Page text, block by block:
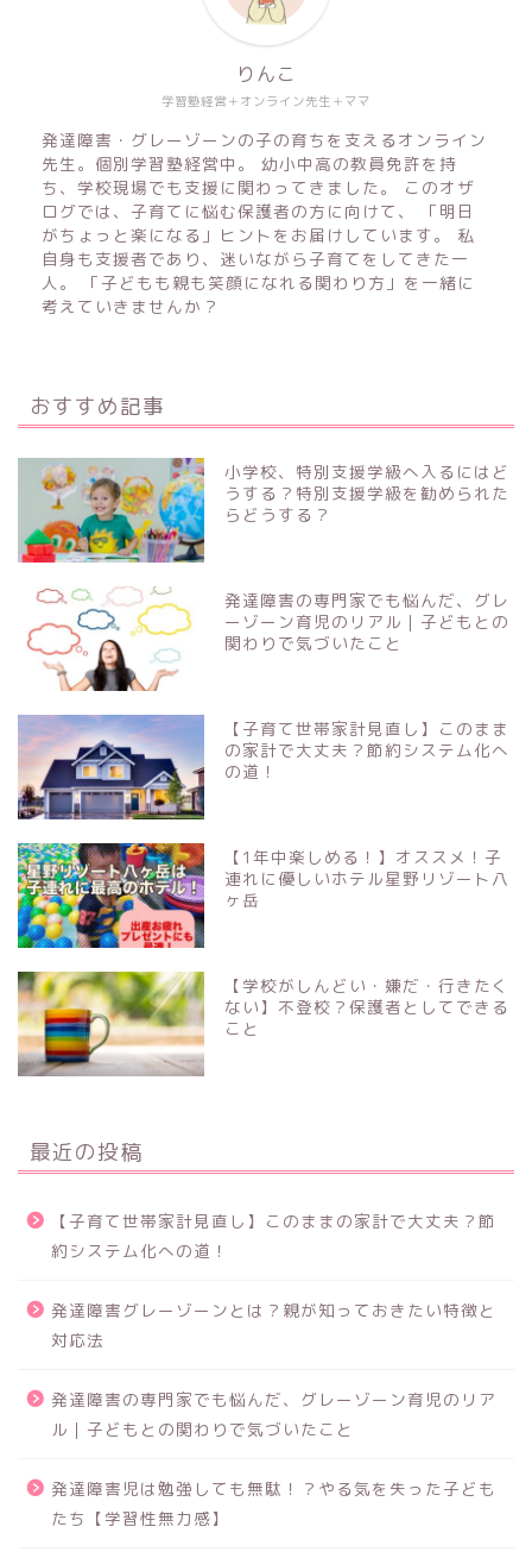
学習塾経営＋オンライン先生＋ママ
りんこ
発達障害・グレーゾーンの子の育ちを支えるオンライン
先生。個別学習塾経営中。 幼小中高の教員免許を持
ち、学校現場でも支援に関わってきました。 このオザ
ログでは、子育てに悩む保護者の方に向けて、 「明日
がちょっと楽になる」ヒントをお届けしています。 私
自身も支援者であり、迷いながら子育てをしてきた一
人。 「子どもも親も笑顔になれる関わり方」を一緒に
考えていきませんか？
おすすめ記事
小学校、特別支援学級へ入るにはど
うする？特別支援学級を勧められた
らどうする？
発達障害の専門家でも悩んだ、グレ
ーゾーン育児のリアル｜子どもとの
関わりで気づいたこと
【子育て世帯家計見直し】このまま
の家計で大丈夫？節約システム化へ
の道！
【1年中楽しめる！】オススメ！子
連れに優しいホテル星野リゾート八
ヶ岳
【学校がしんどい・嫌だ・行きたく
ない】不登校？保護者としてできる
こと
最近の投稿
【子育て世帯家計見直し】このままの家計で大丈夫？節
約システム化への道！
発達障害グレーゾーンとは？親が知っておきたい特徴と
対応法
発達障害の専門家でも悩んだ、グレーゾーン育児のリア
ル｜子どもとの関わりで気づいたこと
発達障害児は勉強しても無駄！？やる気を失った子ども
たち【学習性無力感】